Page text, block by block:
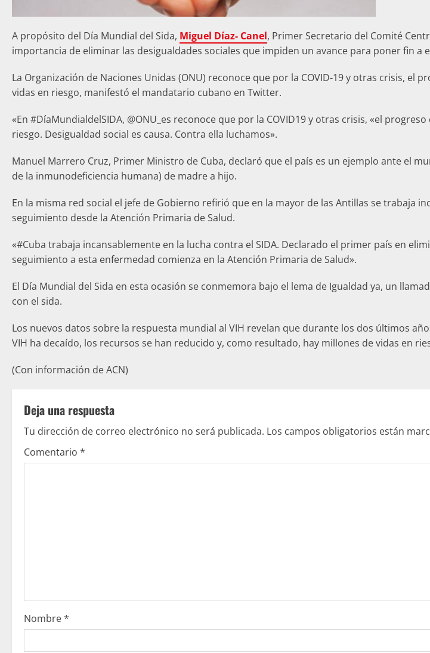
A propósito del Día Mundial del Sida, Miguel Díaz- Canel, Primer Secretario del Comité
importancia de eliminar las desigualdades sociales que impiden un avance para poner fin a
La Organización de Naciones Unidas (ONU) reconoce que por la COVID-19 y otras crisis,
vidas en riesgo, manifestó el mandatario cubano en Twitter.
«En #DíaMundialdelSIDA, @ONU_es reconoce que por la COVID19 y otras crisis, «el
riesgo. Desigualdad social es causa. Contra ella luchamos».
Manuel Marrero Cruz, Primer Ministro de Cuba, declaró que el país es un ejemplo ante el
de la inmunodeficiencia humana) de madre a hijo.
En la misma red social el jefe de Gobierno refirió que en la mayor de las Antillas se trabaja
seguimiento desde la Atención Primaria de Salud.
«#Cuba trabaja incansablemente en la lucha contra el SIDA. Declarado el primer país en
seguimiento a esta enfermedad comienza en la Atención Primaria de Salud».
El Día Mundial del Sida en esta ocasión se conmemora bajo el lema de Igualdad ya, un
con el sida.
Los nuevos datos sobre la respuesta mundial al VIH revelan que durante los dos últimos
VIH ha decaído, los recursos se han reducido y, como resultado, hay millones de vidas en
(Con información de ACN)
Deja una respuesta
Tu dirección de correo electrónico no será publicada. Los campos obligatorios están
Comentario *
Nombre*